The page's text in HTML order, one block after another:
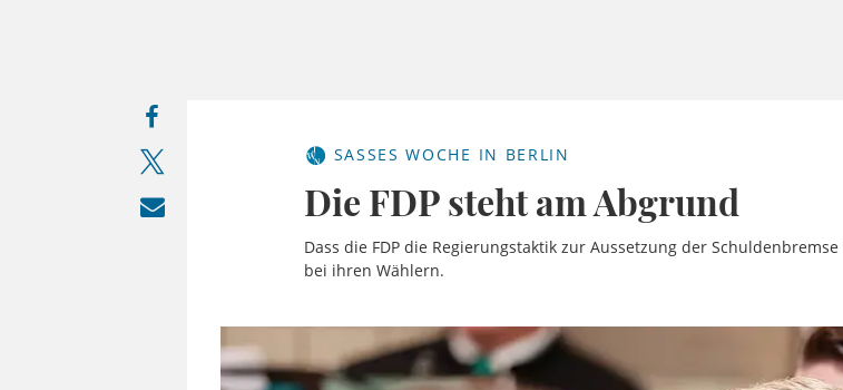
SASSES WOCHE IN BERLIN
Die FDP steht am Abgrund
Dass die FDP die Regierungstaktik zur Aussetzung der
bei ihren Wählern.